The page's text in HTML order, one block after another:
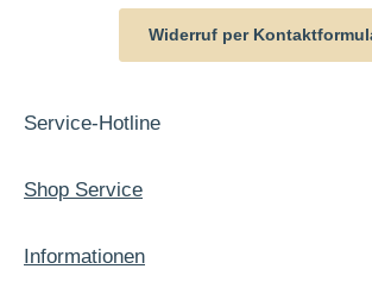
Widerruf per
Service-Hotline
Shop Service
Informationen